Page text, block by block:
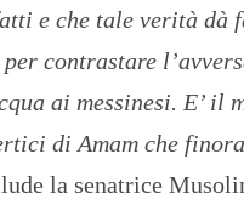
e che tale verità dà
contrastare
ai messinesi. E’ il
di Amam che
la senatrice